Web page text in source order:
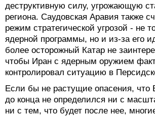
деструктивную силу, угрожающую
региона. Саудовская Аравия также
режим стратегической угрозой - не
ядерной программы, но и из-за его
более осторожный Катар не
чтобы Иран с ядерным оружием
контролировал ситуацию в
Если бы не растущие опасения, что
до конца не определился ни с
ни с тем, что будет после нее,